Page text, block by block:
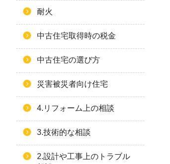
耐火
中古住宅取得時の税金
中古住宅の選び方
災害被災者向け住宅
4.リフォーム上の相談
3.技術的な相談
2.設計や工事上のトラブル